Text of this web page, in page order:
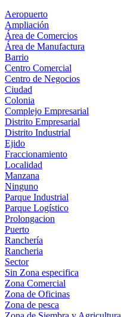
Aeropuerto
Ampliación
Área de Comercios
Área de Manufactura
Barrio
Centro Comercial
Centro de Negocios
Ciudad
Colonia
Complejo Empresarial
Distrito Empresarial
Distrito Industrial
Ejido
Fraccionamiento
Localidad
Manzana
Ninguno
Parque Industrial
Parque Logístico
Prolongacion
Puerto
Ranchería
Rancheria
Sector
Sin Zona especifica
Zona Comercial
Zona de Oficinas
Zona de pesca